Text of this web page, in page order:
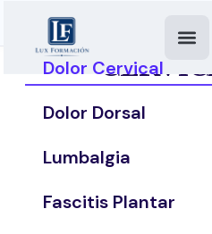
Dolor Cervical
Dolor Dorsal
Lumbalgia
Fascitis Plantar